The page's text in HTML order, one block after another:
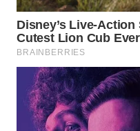
WN
KUNINGAN
WN
MAJALENGKA
WN